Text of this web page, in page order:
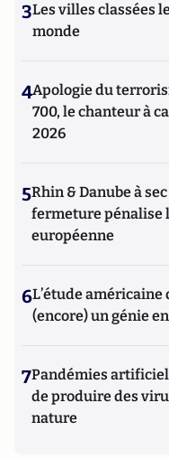
3Les villes classées
monde
4Apologie du
700, le chanteur à
2026
5Rhin & Danube à
fermeture pénalise
européenne
6L’étude américaine
(encore) un génie
7Pandémies
de produire des
nature